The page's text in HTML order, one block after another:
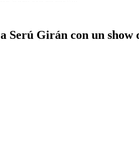
Girán con un show